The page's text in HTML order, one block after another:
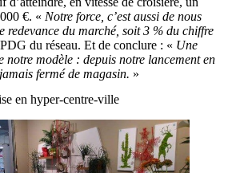
€. « Notre force, c’est aussi de nous
redevance du marché, soit 3 % du chiffre
du réseau. Et de conclure : « Une
notre modèle : depuis notre lancement en
fermé de magasin. »
en hyper-centre-ville